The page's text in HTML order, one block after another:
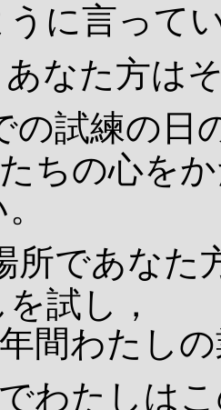
うに言って
あなた方は
の試練の日
の心をか
所であなた
試し，
わたしの
わたしは